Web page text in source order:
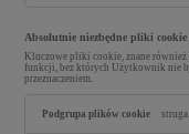
Absolutnie niezbędne pliki cookie
Kluczowe pliki cookie, znane
funkcji, bez których Użytkownik nie
przeznaczeniem.
niezbędne